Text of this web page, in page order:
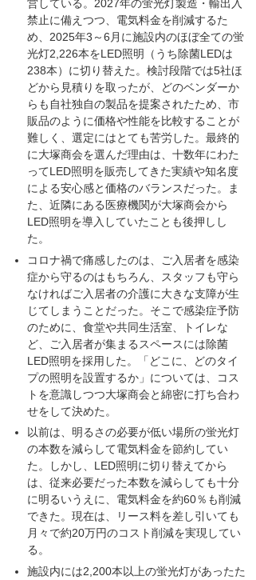
営している。2027年の蛍光灯製造・輸出入
禁止に備えつつ、電気料金を削減するた
め、2025年3～6月に施設内のほぼ全ての蛍
光灯2,226本をLED照明（うち除菌LEDは
238本）に切り替えた。検討段階では5社ほ
どから見積りを取ったが、どのベンダーか
らも自社独自の製品を提案されたため、市
販品のように価格や性能を比較することが
難しく、選定にはとても苦労した。最終的
に大塚商会を選んだ理由は、十数年にわた
ってLED照明を販売してきた実績や知名度
による安心感と価格のバランスだった。ま
た、近隣にある医療機関が大塚商会から
LED照明を導入していたことも後押しし
た。
コロナ禍で痛感したのは、ご入居者を感染
症から守るのはもちろん、スタッフも守ら
なければご入居者の介護に大きな支障が生
じてしまうことだった。そこで感染症予防
のために、食堂や共同生活室、トイレな
ど、ご入居者が集まるスペースには除菌
LED照明を採用した。「どこに、どのタイ
プの照明を設置するか」については、コス
トを意識しつつ大塚商会と綿密に打ち合わ
せをして決めた。
以前は、明るさの必要が低い場所の蛍光灯
の本数を減らして電気料金を節約してい
た。しかし、LED照明に切り替えてから
は、従来必要だった本数を減らしても十分
に明るいうえに、電気料金を約60％も削減
できた。現在は、リース料を差し引いても
月々で約20万円のコスト削減を実現してい
る。
施設内には2,200本以上の蛍光灯があったた